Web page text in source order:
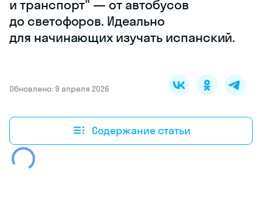
и транспорт" — от автобусов
до светофоров. Идеально
для начинающих изучать испанский.
Обновлено: 9 апреля 2026
Содержание статьи